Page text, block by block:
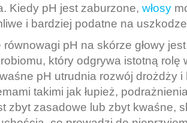
Kiedy pH jest zaburzone, włosy
i bardziej podatne na
pH na skórze głowy
który odgrywa istotną rolę
pH utrudnia rozwój drożdży i
takimi jak łupież,
zbyt zasadowe lub zbyt kwaśne,